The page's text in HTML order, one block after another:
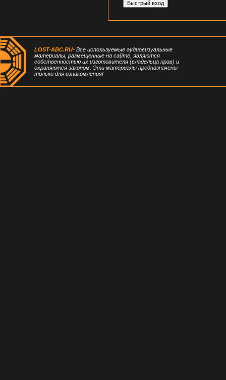
LOST-ABC.RU- Все используемые аудиовизуальные
материалы, размещенные на сайте, являются
собственностью их изготовителя (владельца прав) и
охраняются законом. Эти материалы предназначены
только для ознакомления!